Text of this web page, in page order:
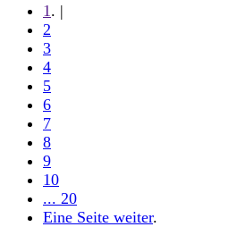
1 . |
2
3
4
5
6
7
8
9
10
... 20
Eine Seite weiter.